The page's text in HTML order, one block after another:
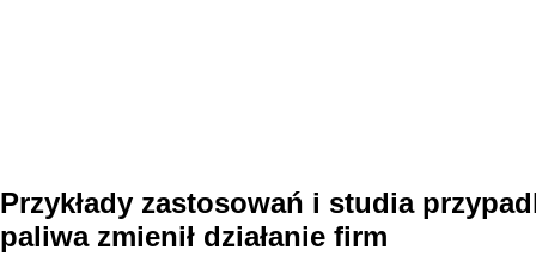
Przykłady zastosowań i studia
paliwa zmienił działanie firm